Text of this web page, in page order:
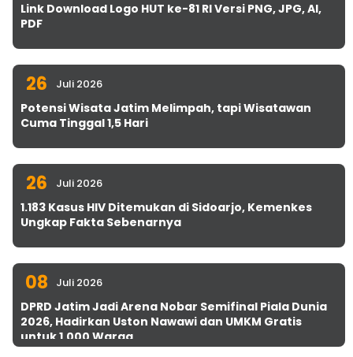
Link Download Logo HUT ke-81 RI Versi PNG, JPG, AI,
PDF
26 Juli 2026
Potensi Wisata Jatim Melimpah, tapi Wisatawan
Cuma Tinggal 1,5 Hari
26 Juli 2026
1.183 Kasus HIV Ditemukan di Sidoarjo, Kemenkes
Ungkap Fakta Sebenarnya
08 Juli 2026
DPRD Jatim Jadi Arena Nobar Semifinal Piala Dunia
2026, Hadirkan Uston Nawawi dan UMKM Gratis
untuk 1.000 Warga